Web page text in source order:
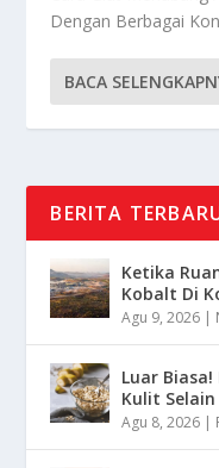
Dengan Berbagai
BACA
BERITA
Ketika
Kobalt Di
Agu 9, 2026 |
Luar
Kulit
Agu 8, 2026 |